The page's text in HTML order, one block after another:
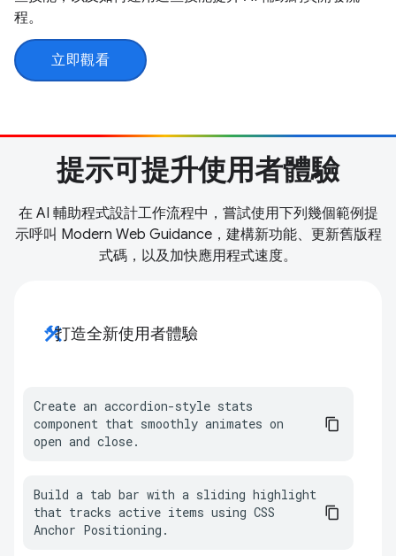
程。
立即觀看
提示可提升使用者體驗
在 AI 輔助程式設計工作流程中，嘗試使用下列幾個範例提
示呼叫 Modern Web Guidance，建構新功能、更新舊版程
式碼，以及加快應用程式速度。
construction打造全新使用者體驗
Create an accordion-style stats
component that smoothly animates on
open and close.
Build a tab bar with a sliding highlight
that tracks active items using CSS
Anchor Positioning.